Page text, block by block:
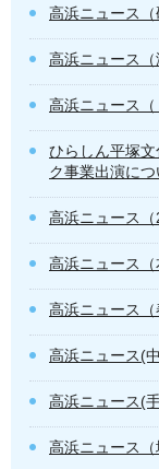
高浜ニュース（
高浜ニュース（
高浜ニュース
ひらしん平塚
ク事業出演につ
高浜ニュース（
高浜ニュース（
高浜ニュース（
高浜ニュース(
高浜ニュース(
高浜ニュース（